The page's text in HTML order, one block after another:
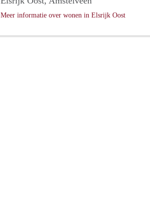
Meer informatie over wonen in Elsrijk Oost